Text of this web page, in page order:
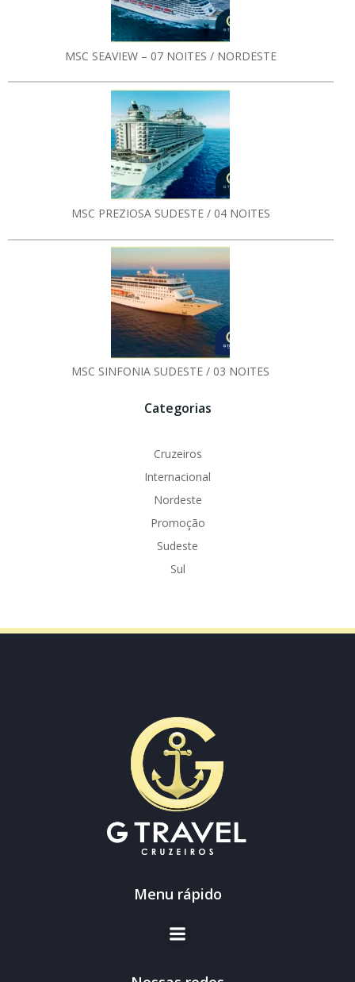
MSC SEAVIEW – 07 NOITES / NORDESTE
MSC PREZIOSA SUDESTE / 04 NOITES
MSC SINFONIA SUDESTE / 03 NOITES
Categorias
Cruzeiros
Internacional
Nordeste
Promoção
Sudeste
Sul
Menu rápido